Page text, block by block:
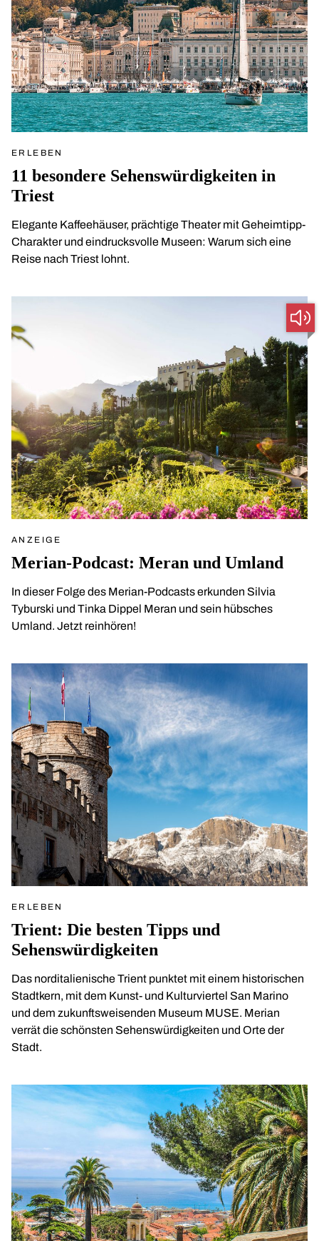
ERLEBEN
11 besondere Sehenswürdigkeiten in
Triest
Elegante Kaffeehäuser, prächtige Theater mit Geheimtipp-
Charakter und eindrucksvolle Museen: Warum sich eine
Reise nach Triest lohnt.
ANZEIGE
Merian-Podcast: Meran und Umland
In dieser Folge des Merian-Podcasts erkunden Silvia
Tyburski und Tinka Dippel Meran und sein hübsches
Umland. Jetzt reinhören!
ERLEBEN
Trient: Die besten Tipps und
Sehenswürdigkeiten
Das norditalienische Trient punktet mit einem historischen
Stadtkern, mit dem Kunst- und Kulturviertel San Marino
und dem zukunftsweisenden Museum MUSE. Merian
verrät die schönsten Sehenswürdigkeiten und Orte der
Stadt.